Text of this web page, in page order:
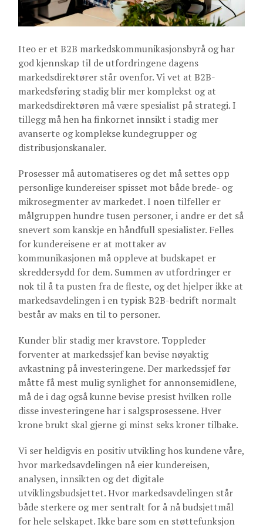
Iteo er et B2B markedskommunikasjonsbyrå og har
god kjennskap til de utfordringene dagens
markedsdirektører står ovenfor. Vi vet at B2B-
markedsføring stadig blir mer komplekst og at
markedsdirektøren må være spesialist på strategi. I
tillegg må hen ha finkornet innsikt i stadig mer
avanserte og komplekse kundegrupper og
distribusjonskanaler.
Prosesser må automatiseres og det må settes opp
personlige kundereiser spisset mot både brede- og
mikrosegmenter av markedet. I noen tilfeller er
målgruppen hundre tusen personer, i andre er det så
snevert som kanskje en håndfull spesialister. Felles
for kundereisene er at mottaker av
kommunikasjonen må oppleve at budskapet er
skreddersydd for dem. Summen av utfordringer er
nok til å ta pusten fra de fleste, og det hjelper ikke at
markedsavdelingen i en typisk B2B-bedrift normalt
består av maks en til to personer.
Kunder blir stadig mer kravstore. Toppleder
forventer at markedssjef kan bevise nøyaktig
avkastning på investeringene. Der markedssjef før
måtte få mest mulig synlighet for annonsemidlene,
må de i dag også kunne bevise presist hvilken rolle
disse investeringene har i salgsprosessene. Hver
krone brukt skal gjerne gi minst seks kroner tilbake.
Vi ser heldigvis en positiv utvikling hos kundene våre,
hvor markedsavdelingen nå eier kundereisen,
analysen, innsikten og det digitale
utviklingsbudsjettet. Hvor markedsavdelingen står
både sterkere og mer sentralt for å nå budsjettmål
for hele selskapet. Ikke bare som en støttefunksjon